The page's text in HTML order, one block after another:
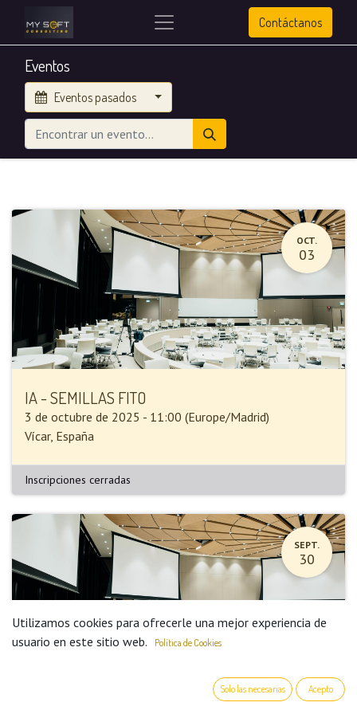
Contáctanos
Eventos
Eventos pasados
OCT.
03
IA - SEMILLAS FITO
3 de octubre de 2025 - 11:00 (Europe/Madrid)
Vícar, España
Inscripciones cerradas
SEPT.
30
Utilizamos cookies para ofrecerle una mejor experiencia de
usuario en este sitio web.
Política de Cookies
Solo las necesarias Acepto